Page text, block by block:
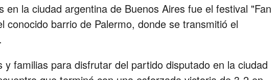
en la ciudad argentina de Buenos Aires fue el festival "Fan
conocido barrio de Palermo, donde se transmitió el
familias para disfrutar del partido disputado en la ciudad